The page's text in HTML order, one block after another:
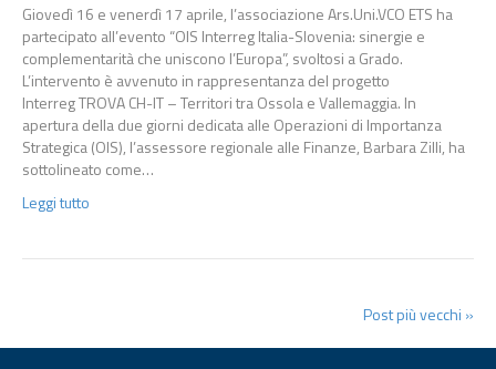
Giovedì 16 e venerdì 17 aprile, l’associazione Ars.Uni.VCO ETS ha
partecipato all’evento “OIS Interreg Italia-Slovenia: sinergie e
complementarità che uniscono l’Europa”, svoltosi a Grado.
L’intervento è avvenuto in rappresentanza del progetto
Interreg TROVA CH-IT – Territori tra Ossola e Vallemaggia. In
apertura della due giorni dedicata alle Operazioni di Importanza
Strategica (OIS), l’assessore regionale alle Finanze, Barbara Zilli, ha
sottolineato come…
Leggi tutto
Post più vecchi »